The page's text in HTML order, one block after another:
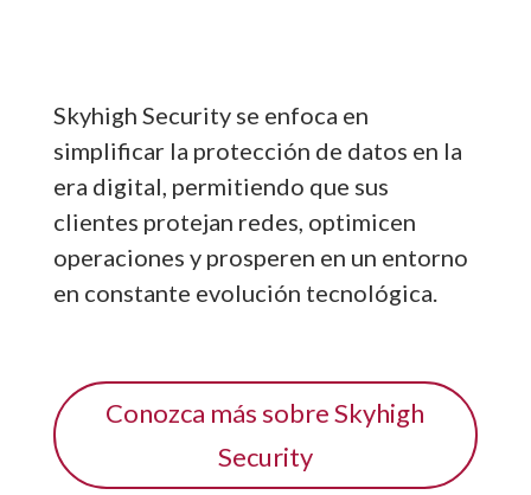
Skyhigh Security se enfoca en
simplificar la protección de datos en la
era digital, permitiendo que sus
clientes protejan redes, optimicen
operaciones y prosperen en un entorno
en constante evolución tecnológica.
Conozca más sobre Skyhigh
Security